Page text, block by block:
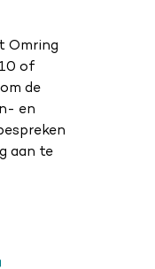
Omring
of
de
en
aan te